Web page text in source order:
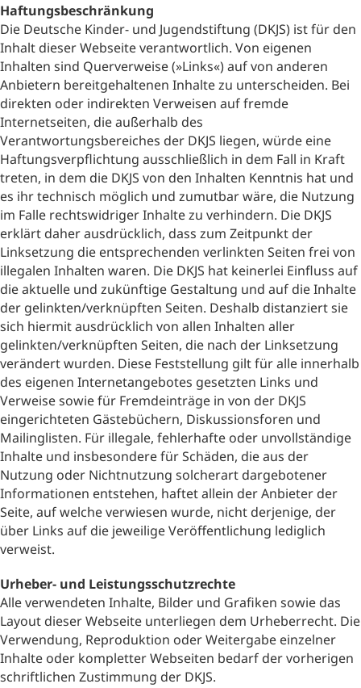
Haftungsbeschränkung
Die Deutsche Kinder- und Jugendstiftung (DKJS) ist für den
Inhalt dieser Webseite verantwortlich. Von eigenen
Inhalten sind Querverweise (»Links«) auf von anderen
Anbietern bereitgehaltenen Inhalte zu unterscheiden. Bei
direkten oder indirekten Verweisen auf fremde
Internetseiten, die außerhalb des
Verantwortungsbereiches der DKJS liegen, würde eine
Haftungsverpflichtung ausschließlich in dem Fall in Kraft
treten, in dem die DKJS von den Inhalten Kenntnis hat und
es ihr technisch möglich und zumutbar wäre, die Nutzung
im Falle rechtswidriger Inhalte zu verhindern. Die DKJS
erklärt daher ausdrücklich, dass zum Zeitpunkt der
Linksetzung die entsprechenden verlinkten Seiten frei von
illegalen Inhalten waren. Die DKJS hat keinerlei Einfluss auf
die aktuelle und zukünftige Gestaltung und auf die Inhalte
der gelinkten/verknüpften Seiten. Deshalb distanziert sie
sich hiermit ausdrücklich von allen Inhalten aller
gelinkten/verknüpften Seiten, die nach der Linksetzung
verändert wurden. Diese Feststellung gilt für alle innerhalb
des eigenen Internetangebotes gesetzten Links und
Verweise sowie für Fremdeinträge in von der DKJS
eingerichteten Gästebüchern, Diskussionsforen und
Mailinglisten. Für illegale, fehlerhafte oder unvollständige
Inhalte und insbesondere für Schäden, die aus der
Nutzung oder Nichtnutzung solcherart dargebotener
Informationen entstehen, haftet allein der Anbieter der
Seite, auf welche verwiesen wurde, nicht derjenige, der
über Links auf die jeweilige Veröffentlichung lediglich
verweist.
Urheber- und Leistungsschutzrechte
Alle verwendeten Inhalte, Bilder und Grafiken sowie das
Layout dieser Webseite unterliegen dem Urheberrecht. Die
Verwendung, Reproduktion oder Weitergabe einzelner
Inhalte oder kompletter Webseiten bedarf der vorherigen
schriftlichen Zustimmung der DKJS.